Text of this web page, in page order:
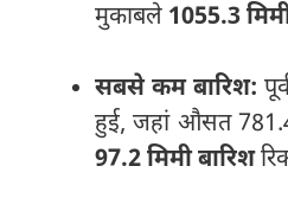
मुकाबले 1055.3
सबसे कम बारिश:
हुई, जहां औसत
97.2 मिमी बारिश